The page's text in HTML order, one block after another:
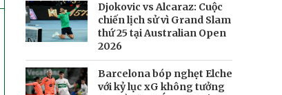
Djokovic vs Alcaraz: Cuộc
chiến lịch sử vì Grand Slam
thứ 25 tại Australian Open
2026
Barcelona bóp nghẹt Elche
với kỷ lục xG không tưởng